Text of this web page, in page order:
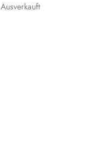
Ausverkauft